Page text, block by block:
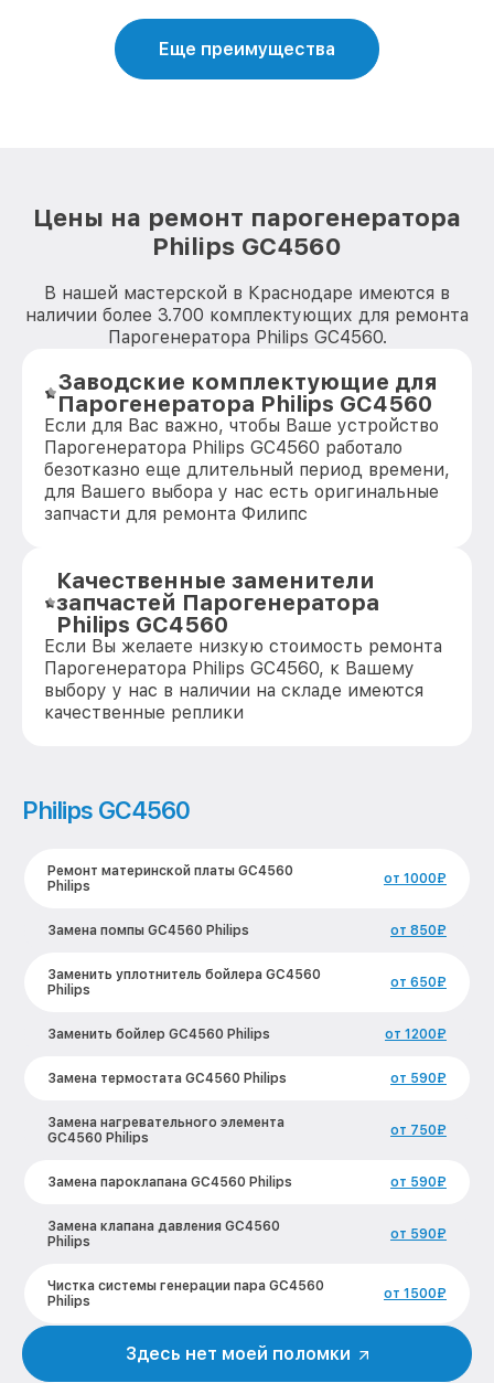
Еще преимущества
Цены на ремонт парогенератора
Philips GC4560
В нашей мастерской в Краснодаре имеются в
наличии более 3.700 комплектующих для ремонта
Парогенератора Philips GC4560.
Заводские комплектующие для
Парогенератора Philips GC4560
Если для Вас важно, чтобы Ваше устройство
Парогенератора Philips GC4560 работало
безотказно еще длительный период времени,
для Вашего выбора у нас есть оригинальные
запчасти для ремонта Филипс
Качественные заменители
запчастей Парогенератора
Philips GC4560
Если Вы желаете низкую стоимость ремонта
Парогенератора Philips GC4560, к Вашему
выбору у нас в наличии на складе имеются
качественные реплики
Philips GC4560
Ремонт материнской платы GC4560
Philips
от 1000₽
Замена помпы GC4560 Philips от 850₽
Заменить уплотнитель бойлера GC4560
Philips
от 650₽
Заменить бойлер GC4560 Philips от 1200₽
Замена термостата GC4560 Philips от 590₽
Замена нагревательного элемента
GC4560 Philips
от 750₽
Замена пароклапана GC4560 Philips от 590₽
Замена клапана давления GC4560
Philips
от 590₽
Чистка системы генерации пара GC4560
Philips
от 1500₽
Профилактическая чистка GC4560
Здесь нет моей поломки